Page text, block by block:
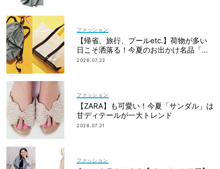
ファッション
【帰省、旅行、プールetc.】荷物が多い
日こそ洒落る！今夏のお出かけ名品「ト
ート＆リュック」５選
2026.07.22
ファッション
【ZARA】も可愛い！今夏「サンダル」は
甘ディテールが一大トレンド
2026.07.21
ファッション